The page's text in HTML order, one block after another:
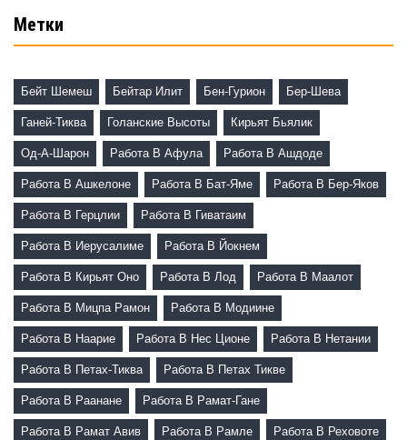
Метки
Бейт Шемеш Бейтар Илит Бен-Гурион Бер-Шева
Ганей-Тиква Голанские Высоты Кирьят Бьялик
Од-А-Шарон Работа В Афула Работа В Ашдоде
Работа В Ашкелоне Работа В Бат-Яме Работа В Бер-Яков
Работа В Герцлии Работа В Гиватаим
Работа В Иерусалиме Работа В Йокнем
Работа В Кирьят Оно Работа В Лод Работа В Маалот
Работа В Мицпа Рамон Работа В Модиине
Работа В Наарие Работа В Нес Ционе Работа В Нетании
Работа В Петах-Тиква Работа В Петах Тикве
Работа В Раанане Работа В Рамат-Гане
Работа В Рамат Авив Работа В Рамле Работа В Реховоте